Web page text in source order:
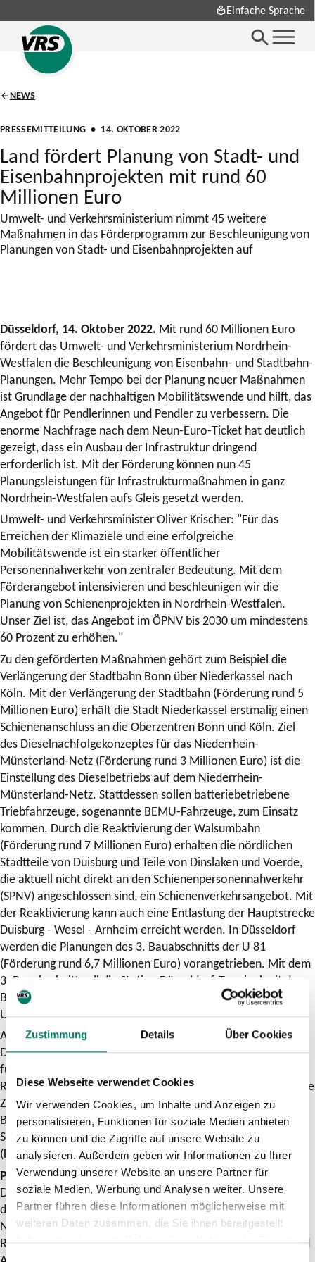
Zustimmung Details Über Cookies
Diese Webseite verwendet Cookies
Wir verwenden Cookies, um Inhalte und Anzeigen zu
personalisieren, Funktionen für soziale Medien anbieten
zu können und die Zugriffe auf unsere Website zu
analysieren. Außerdem geben wir Informationen zu Ihrer
Verwendung unserer Website an unsere Partner für
soziale Medien, Werbung und Analysen weiter. Unsere
Partner führen diese Informationen möglicherweise mit
weiteren Daten zusammen, die Sie ihnen bereitgestellt
Einfache Sprache
NEWS
PRESSEMITTEILUNG • 14. OKTOBER 2022
Land fördert Planung von Stadt- und
Eisenbahnprojekten mit rund 60
Millionen Euro
Umwelt- und Verkehrsministerium nimmt 45 weitere
Maßnahmen in das Förderprogramm zur Beschleunigung von
Planungen von Stadt- und Eisenbahnprojekten auf
Düsseldorf, 14. Oktober 2022. Mit rund 60 Millionen Euro
fördert das Umwelt- und Verkehrsministerium Nordrhein-
Westfalen die Beschleunigung von Eisenbahn- und Stadtbahn-
Planungen. Mehr Tempo bei der Planung neuer Maßnahmen
ist Grundlage der nachhaltigen Mobilitätswende und hilft, das
Angebot für Pendlerinnen und Pendler zu verbessern. Die
enorme Nachfrage nach dem Neun-Euro-Ticket hat deutlich
gezeigt, dass ein Ausbau der Infrastruktur dringend
erforderlich ist. Mit der Förderung können nun 45
Planungsleistungen für Infrastrukturmaßnahmen in ganz
Nordrhein-Westfalen aufs Gleis gesetzt werden.
Umwelt- und Verkehrsminister Oliver Krischer: "Für das
Erreichen der Klimaziele und eine erfolgreiche
Mobilitätswende ist ein starker öffentlicher
Personennahverkehr von zentraler Bedeutung. Mit dem
Förderangebot intensivieren und beschleunigen wir die
Planung von Schienenprojekten in Nordrhein-Westfalen.
Unser Ziel ist, das Angebot im ÖPNV bis 2030 um mindestens
60 Prozent zu erhöhen."
Zu den geförderten Maßnahmen gehört zum Beispiel die
Verlängerung der Stadtbahn Bonn über Niederkassel nach
Köln. Mit der Verlängerung der Stadtbahn (Förderung rund 5
Millionen Euro) erhält die Stadt Niederkassel erstmalig einen
Schienenanschluss an die Oberzentren Bonn und Köln. Ziel
des Dieselnachfolgekonzeptes für das Niederrhein-
Münsterland-Netz (Förderung rund 3 Millionen Euro) ist die
Einstellung des Dieselbetriebs auf dem Niederrhein-
Münsterland-Netz. Stattdessen sollen batteriebetriebene
Triebfahrzeuge, sogenannte BEMU-Fahrzeuge, zum Einsatz
kommen. Durch die Reaktivierung der Walsumbahn
(Förderung rund 7 Millionen Euro) erhalten die nördlichen
Stadtteile von Duisburg und Teile von Dinslaken und Voerde,
die aktuell nicht direkt an den Schienenpersonennahverkehr
(SPNV) angeschlossen sind, ein Schienenverkehrsangebot. Mit
der Reaktivierung kann auch eine Entlastung der Hauptstrecke
Duisburg - Wesel - Arnheim erreicht werden. In Düsseldorf
werden die Planungen des 3. Bauabschnitts der U 81
(Förderung rund 6,7 Millionen Euro) vorangetrieben. Mit dem
3. Bauabschnitt soll die Station Düsseldorf-Terminal mit dem
Bahnhof Flughafen verbunden werden, sodass ein direkter
Umstieg von der Stadtbahn in die Züge des SPNV möglich ist.
Auch Machbarkeitsstudien werden gefördert. Die
Durchführung einer Machbarkeitsstudie dient als Grundlage
für die nachfolgenden Planungsphasen. So werden bei der
Rheinbahn AG mögliche Kapazitätssteigerungen durch längere
Züge (Förderung 216.000 Euro) untersucht und im Rheinisch-
Bergischen Kreis eine Verlängerung der bestehenden
Stadtbahnlinien 3 und 18 aus dem Kölner Stadtgebiet
(Förderung 135.000 Euro).
Planungsvorrat für Schienenprojekte
Das Ministerium für Umwelt, Naturschutz und Verkehr hat
den Zweckverbänden Nahverkehr Rheinland (NVR) und
Nahverkehr Westfalen-Lippe (NWL), dem Verkehrsverbund
Rhein-Ruhr (VRR) und den Bezirksregierungen Düsseldorf und